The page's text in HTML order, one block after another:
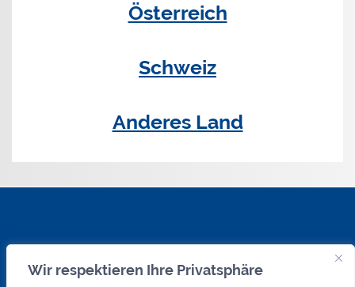
Wir respektieren Ihre Privatsphäre
Österreich
Schweiz
Anderes Land